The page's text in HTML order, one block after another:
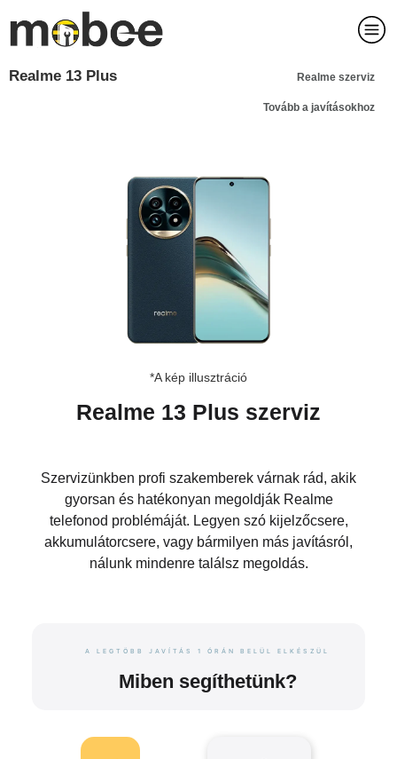
Realme 13 Plus Realme szerviz
Tovább a javításokhoz
*A kép illusztráció
Realme 13 Plus szerviz
Szervizünkben profi szakemberek várnak rád, akik
gyorsan és hatékonyan megoldják Realme
telefonod problémáját. Legyen szó kijelzőcsere,
akkumulátorcsere, vagy bármilyen más javításról,
nálunk mindenre találsz megoldás.
A LEGTÖBB JAVÍTÁS 1 ÓRÁN BELÜL ELKÉSZÜL
Miben segíthetünk?